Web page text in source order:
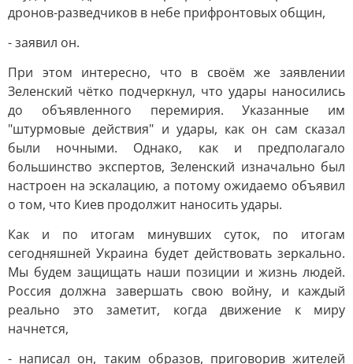
дронов-разведчиков в небе прифронтовых общин,
- заявил он.
При этом интересно, что в своём же заявлении
Зеленский чётко подчеркнул, что удары наносились
до объявленного перемирия. Указанные им
"штурмовые действия" и удары, как он сам сказал
были ночными. Однако, как и предполагало
большинство экспертов, Зеленский изначально был
настроен на эскалацию, а потому ожидаемо объявил
о том, что Киев продолжит наносить удары.
Как и по итогам минувших суток, по итогам
сегодняшней Украина будет действовать зеркально.
Мы будем защищать наши позиции и жизнь людей.
Россия должна завершать свою войну, и каждый
реально это заметит, когда движение к миру
начнется,
- написал он, таким образов, приговорив жителей